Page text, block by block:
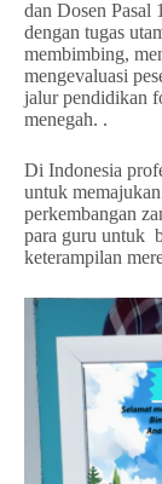
dan Dosen Pasal
dengan tugas
membimbing,
mengevaluasi
jalur pendidikan
menegah. .
Di Indonesia
untuk
perkembangan
para guru untuk
keterampilan